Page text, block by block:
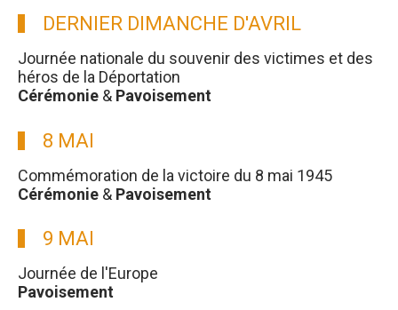
DERNIER DIMANCHE D'AVRIL
Journée nationale du souvenir des victimes et des
héros de la Déportation
Cérémonie & Pavoisement
8 MAI
Commémoration de la victoire du 8 mai 1945
Cérémonie & Pavoisement
9 MAI
Journée de l'Europe
Pavoisement